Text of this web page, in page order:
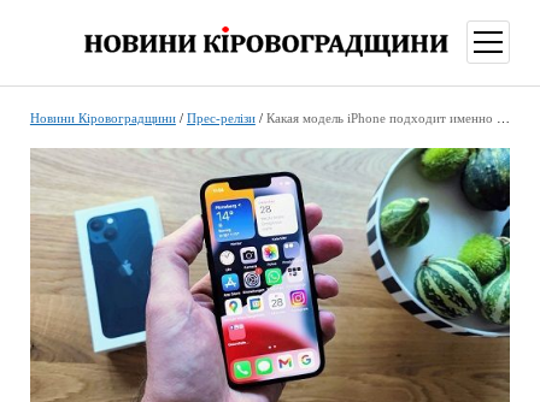
меню
Новини Кіровоградщини/ Прес-релізи/ Какая модель iPhone подходит именно вам?